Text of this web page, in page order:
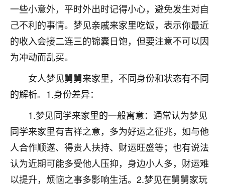
一些小意外，平时外出时记得小心，避免发生对自
己不利的事情。梦见亲戚来家里吃饭，表示你最近
的收入会接二连三的锦囊日饱，但要注意不可以因
为冲动而乱买。
女人梦见舅舅来家里，不同身份和状态有不同
的解析。1.身份差异：
1.梦见同学来家里的一般寓意：通常认为梦见
同学来家里有吉祥之意，多为好运之征兆，如与他
人合作顺遂、得贵人扶持、财运旺盛等；也有说法
认为近期可能多受他人压抑，身边小人多，财运难
以提升，烦恼之事多影响生活。2.梦见在舅舅家玩
心心相印
我身体不太好，总是病病殃殃的，去检查又没什么大
问题，反正就是不舒服。中医西医看遍了，找不到问
题，后来无意中看到有人推荐慧来老师，跟老师聊过
果问题。今年以来，身体比以前好多，主要是心情好
了，老师说境随心转，现在深有体会了。
鹿森：是的，其实跟老师聊过之后，最大的感
触，首先就是心态会变好，万般皆是命，半点
不由人！
1天前 来自四川
金白水清